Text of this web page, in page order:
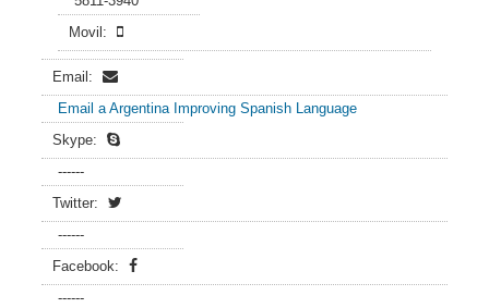
Movil:
Email:
Email a Argentina Improving Spanish Language
Skype:
------
Twitter:
------
Facebook:
------